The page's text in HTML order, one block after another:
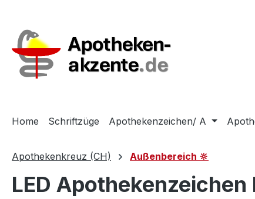
Home Schriftzüge Apothekenzeichen/ A
Apothekenkreuz (CH) Außenbereich 🔆
LED